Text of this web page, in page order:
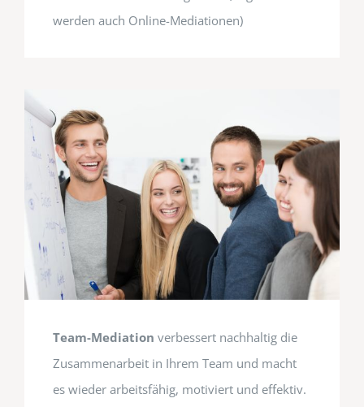
werden auch Online-Mediationen)
Team-Mediation verbessert nachhaltig die
Zusammenarbeit in Ihrem Team und macht
es wieder arbeitsfähig, motiviert und effektiv.